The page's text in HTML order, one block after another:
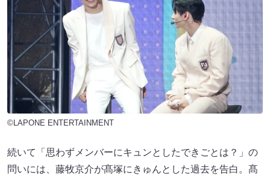
©LAPONE ENTERTAINMENT
続いて「思わずメンバーにキュンとしたできごとは？」の
問いには、藤牧京介が髙塚にきゅんとした過去を告白。髙